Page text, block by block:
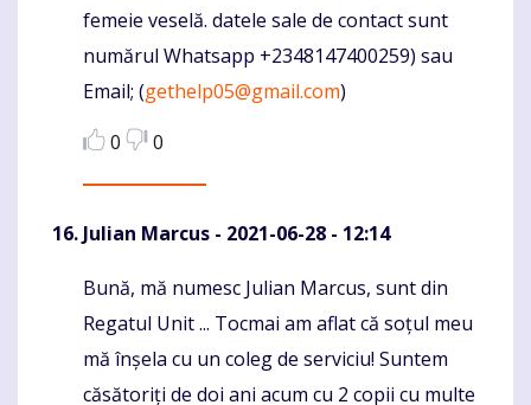
femeie veselă. datele sale de contact sunt
numărul Whatsapp +2348147400259) sau
Email; (gethelp05@gmail.com)
0
0
Julian Marcus - 2021-06-28 - 12:14
Komentaras
Bună, mă numesc Julian Marcus, sunt din
Regatul Unit ... Tocmai am aflat că soțul meu
mă înșela cu un coleg de serviciu! Suntem
căsătoriți de doi ani acum cu 2 copii cu multe